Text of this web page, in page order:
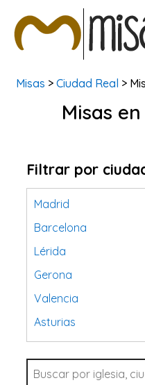
BUSCAR MISAS
Misas > Ciudad Real >
Misas
Filtrar por
Madrid
Barcelona
Lérida
Gerona
Valencia
Asturias
Tarragona
Navarra